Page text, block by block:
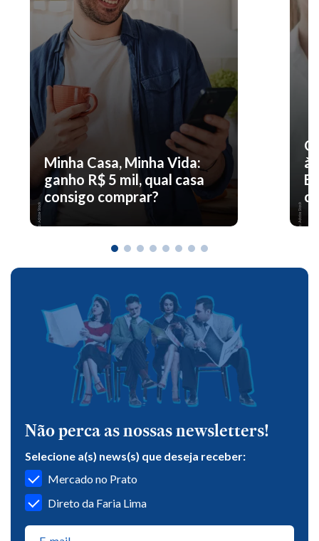
Minha Casa, Minha Vida:
ganho R$ 5 mil, qual casa
consigo comprar?
O
à
Não perca as nossas newsletters!
Selecione a(s) news(s) que deseja receber:
Mercado no Prato
Direto da Faria Lima